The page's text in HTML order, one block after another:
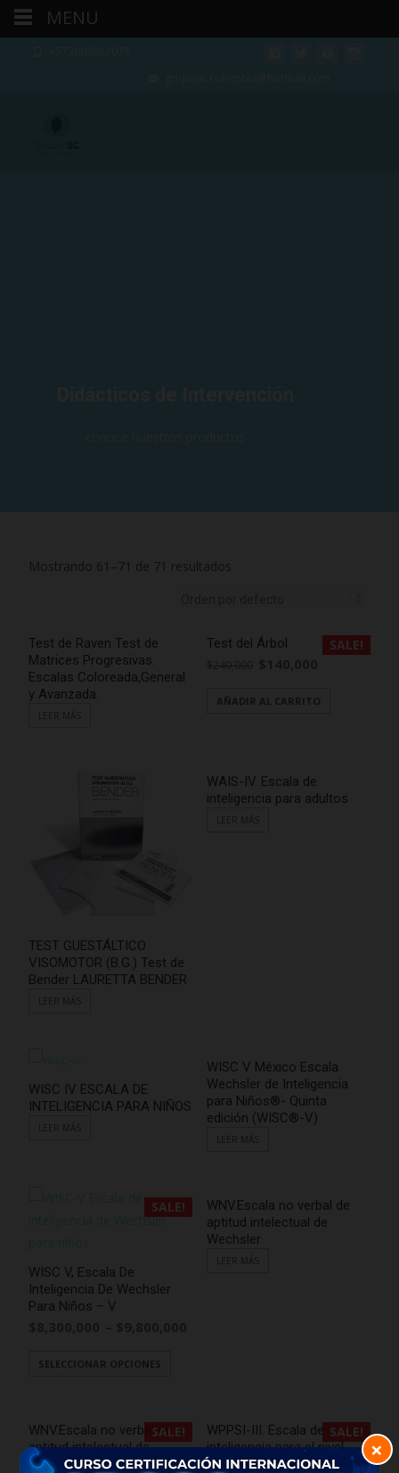
Mostrando 61–71 de 71 resultados
Test de Raven Test de
Matrices Progresivas.
Escalas Coloreada,General
y Avanzada.
SALE!
Test del Árbol
AÑADIR AL CARRITO
TEST GUESTÁLTICO
VISOMOTOR (B.G.) Test de
Bender LAURETTA BENDER
WAIS-IV. Escala de
inteligencia para adultos
WISC IV ESCALA DE
INTELIGENCIA PARA NIÑOS
WISC V México Escala
Wechsler de Inteligencia
para Niños®- Quinta
edición (WISC®-V)
SALE!
WISC V, Escala De
Inteligencia De Wechsler
Para Niños – V
SELECCIONAR OPCIONES
WNV.Escala no verbal de
aptitud intelectual de
Wechsler
SALE!
WNV.Escala no verbal de
aptitud intelectual de
Wechsler
SALE!
WPPSI-III. Escala de
inteligencia para el nivel
preescolar y primario
×
MENU